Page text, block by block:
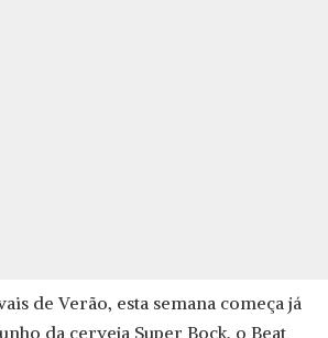
de Verão, esta semana começa já
da cerveja Super Bock, o Beat